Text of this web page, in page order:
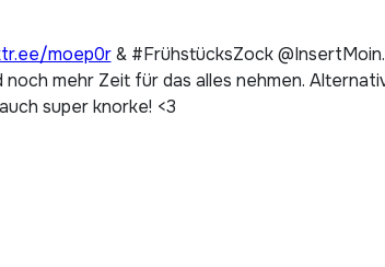
moep0r& #FrühstücksZock
mehr Zeit für das alles nehmen.
super knorke! <3